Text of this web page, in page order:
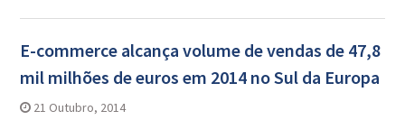
E-commerce alcança volume de vendas de 47,8
mil milhões de euros em 2014 no Sul da Europa
21 Outubro, 2014